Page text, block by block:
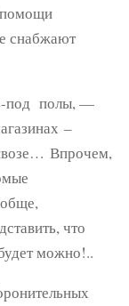
снабжают
под полы, —
–
Впрочем,
что
можно!..